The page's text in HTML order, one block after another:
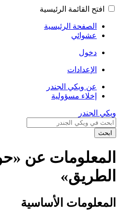
افتح القائمة الرئيسية
الصفحة الرئيسية
عشوائي
دخول
الإعدادات
عن ويكي الجندر
إخلاء مسؤولية
ويكي الجندر
ابحث
المعلومات عن
الطريق»
المعلومات الأساسية